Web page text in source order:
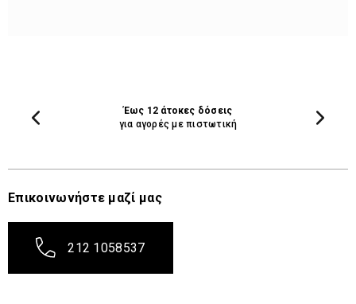
Έως 12 άτοκες δόσεις
για αγορές με πιστωτική
Επικοινωνήστε μαζί μας
212 1058537